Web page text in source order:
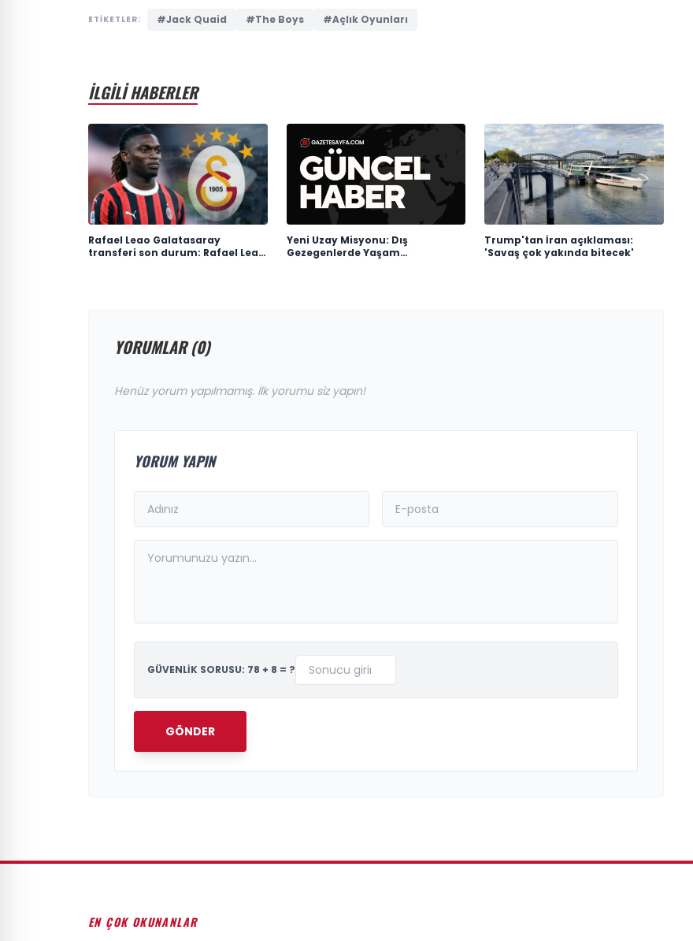
ETİKETLER: #Jack Quaid #The Boys #Açlık Oyunları
İLGİLİ HABERLER
Rafael Leao Galatasaray
transferi son durum: Rafael Leao
Yeni Uzay Misyonu: Dış
Gezegenlerde Yaşam
Trump'tan İran açıklaması:
'Savaş çok yakında bitecek'
YORUMLAR (0)
Henüz yorum yapılmamış. İlk yorumu siz yapın!
YORUM YAPIN
GÜVENLİK SORUSU: 78 + 8 = ?
GÖNDER
EN ÇOK OKUNANLAR